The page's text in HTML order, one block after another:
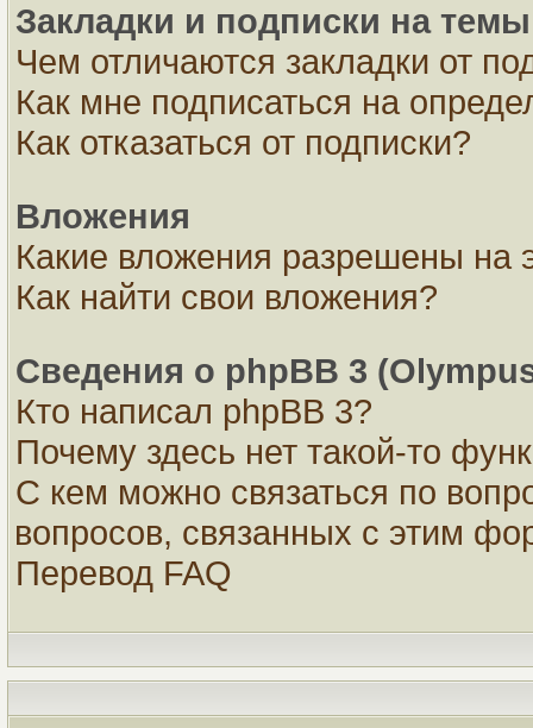
Закладки и подписки на темы
Чем отличаются закладки от
Как мне подписаться на
Как отказаться от подписки?
Вложения
Какие вложения разрешены на
Как найти свои вложения?
Сведения о phpBB 3
Кто написал phpBB 3?
Почему здесь нет такой-то
С кем можно связаться по
вопросов, связанных с этим
Перевод FAQ